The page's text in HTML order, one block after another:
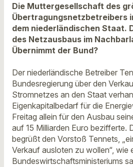
Die Muttergesellschaft des
Übertragungsnetzbetreibers
dem niederländischen Staat.
des Netzausbaus im
Übernimmt der Bund?
Der niederländische Betreiber
Bundesregierung über den
Stromnetzes an den Staat
Eigenkapitalbedarf für die
Freitag allein für den Ausbau
auf 15 Milliarden Euro bezifferte.
begrüßt den Vorstoß Tennets,
Verkauf ausloten zu wollen“, wie
Bundeswirtschaftsministeriums